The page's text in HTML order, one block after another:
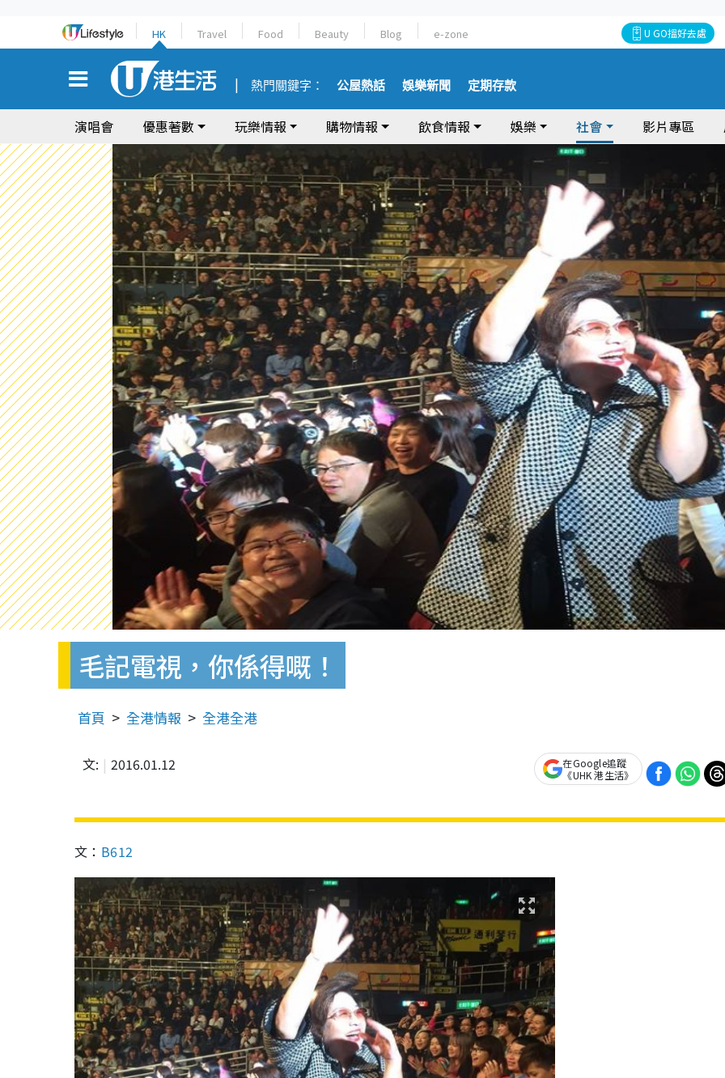
HK Travel Food Beauty Blog e-zone U GO搵好去處
熱門關鍵字： 公屋熱話 娛樂新聞 定期存款
演唱會 優惠著數 玩樂情報 購物情報 飲食情報 娛樂 社會 影片專區
毛記電視，你係得嘅！
首頁 全港情報 全港全港
文: 2016.01.12
在Google追蹤
《UHK 港生活》
文： B612